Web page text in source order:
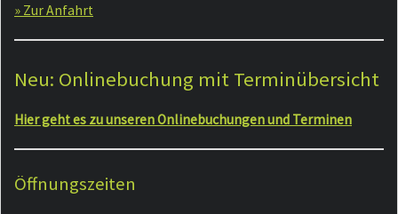
» Zur Anfahrt
Neu: Onlinebuchung mit Terminübersicht
Hier geht es zu unseren Onlinebuchungen und Terminen
Öffnungszeiten